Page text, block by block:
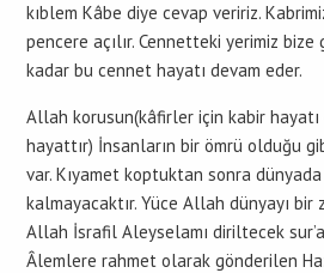
kıblem Kâbe diye cevap veririz.
pencere açılır. Cennetteki yerimiz bize
kadar bu cennet hayatı devam eder.
Allah korusun(kâfirler için kabir
hayattır) İnsanların bir ömrü olduğu
var. Kıyamet koptuktan sonra
kalmayacaktır. Yüce Allah dünyayı bir
Allah İsrafil Aleyselamı diriltecek
Âlemlere rahmet olarak gönderilen